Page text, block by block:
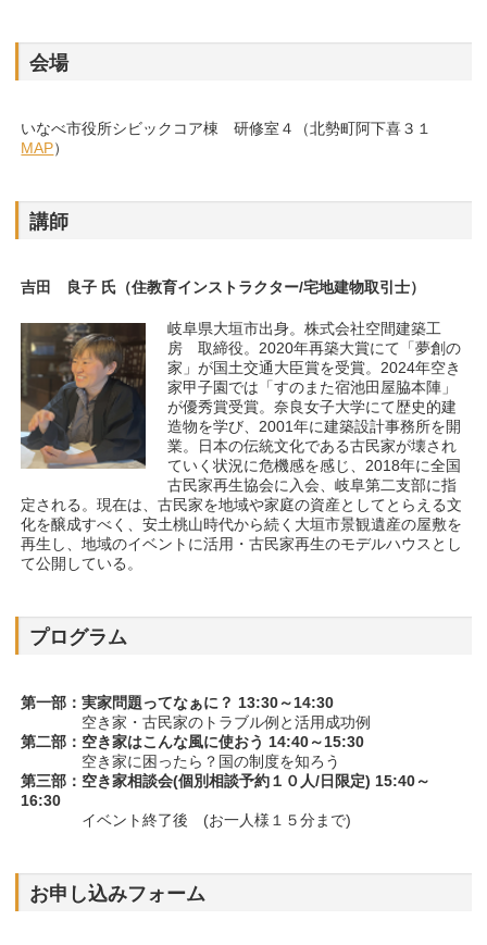
会場
いなべ市役所シビックコア棟 研修室４（北勢町阿下喜３１
MAP）
講師
吉田 良子 氏（住教育インストラクター/宅地建物取引士）
岐阜県大垣市出身。株式会社空間建築工
房 取締役。2020年再築大賞にて「夢創の
家」が国土交通大臣賞を受賞。2024年空き
家甲子園では「すのまた宿池田屋脇本陣」
が優秀賞受賞。奈良女子大学にて歴史的建
造物を学び、2001年に建築設計事務所を開
業。日本の伝統文化である古民家が壊され
ていく状況に危機感を感じ、2018年に全国
古民家再生協会に入会、岐阜第二支部に指
定される。現在は、古民家を地域や家庭の資産としてとらえる文
化を醸成すべく、安土桃山時代から続く大垣市景観遺産の屋敷を
再生し、地域のイベントに活用・古民家再生のモデルハウスとし
て公開している。
プログラム
第一部：実家問題ってなぁに？ 13:30～14:30
空き家・古民家のトラブル例と活用成功例
第二部：空き家はこんな風に使おう 14:40～15:30
空き家に困ったら？国の制度を知ろう
第三部：空き家相談会(個別相談予約１０人/日限定) 15:40～
16:30
イベント終了後 (お一人様１５分まで)
お申し込みフォーム